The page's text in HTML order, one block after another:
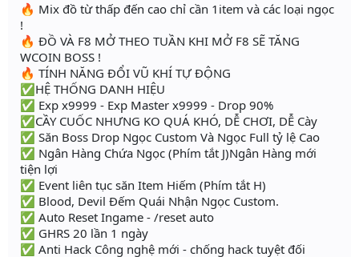
🔥 Mix đồ từ thấp đến cao chỉ cần 1item và các loại ngọc
!
🔥 ĐỒ VÀ F8 MỞ THEO TUẦN KHI MỞ F8 SẼ TĂNG
WCOIN BOSS !
🔥 TÍNH NĂNG ĐỔI VŨ KHÍ TỰ ĐỘNG
✅HỆ THỐNG DANH HIỆU
✅ Exp x9999 - Exp Master x9999 - Drop 90%
✅CẦY CUỐC NHƯNG KO QUÁ KHÓ, DỄ CHƠI, DỄ Cày
✅ Săn Boss Drop Ngọc Custom Và Ngọc Full tỷ lệ Cao
✅ Ngân Hàng Chứa Ngọc (Phím tắt J)Ngân Hàng mới
tiện lợi
✅ Event liên tục săn Item Hiếm (Phím tắt H)
✅ Blood, Devil Đếm Quái Nhận Ngọc Custom.
✅ Auto Reset Ingame - /reset auto
✅ GHRS 20 lần 1 ngày
✅ Anti Hack Công nghệ mới - chống hack tuyệt đối